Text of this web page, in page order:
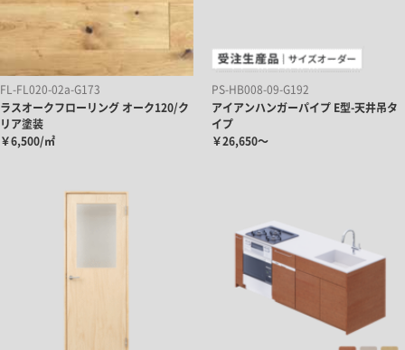
FL-FL020-02a-G173
ラスオークフローリング オーク120/ク
リア塗装
￥6,500/㎡
PS-HB008-09-G192
アイアンハンガーパイプ E型-天井吊タ
イプ
￥26,650～